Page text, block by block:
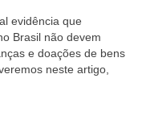
evidência que
Brasil não devem
e doações de bens
neste artigo,